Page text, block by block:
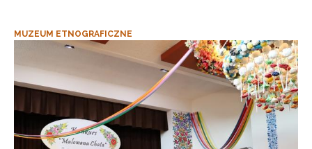
MUZEUM ETNOGRAFICZNE